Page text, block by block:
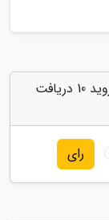
به "گوشی می A3 شیائومی به روزرسانی اندروید 10 دریافت
رای